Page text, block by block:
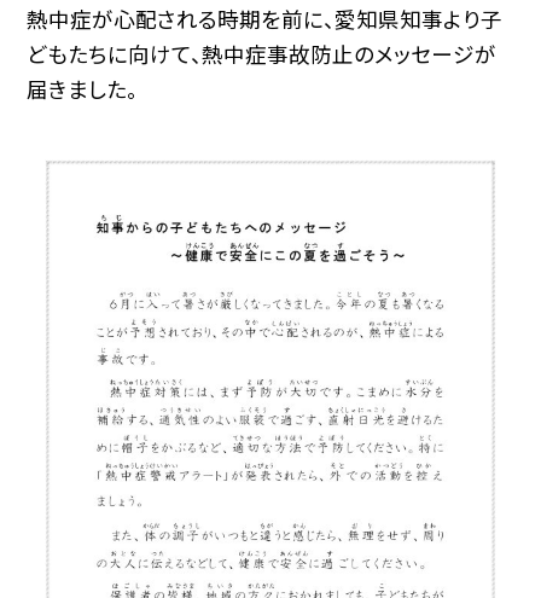
熱中症が心配される時期を前に、愛知県知事より子
どもたちに向けて、熱中症事故防止のメッセージが
届きました。